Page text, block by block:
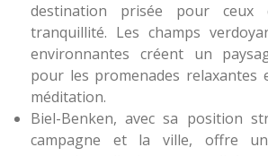
destination prisée pour ceux
tranquillité. Les champs
environnantes créent un
pour les promenades relaxantes
méditation.
Biel-Benken, avec sa position
campagne et la ville, offre